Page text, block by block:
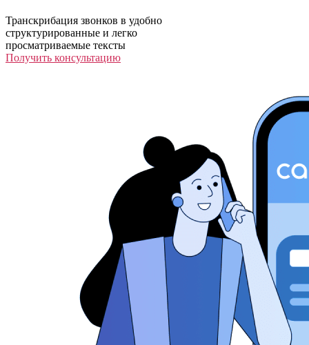
Транскрибация звонков в удобно
структурированные и легко
просматриваемые тексты
Получить консультацию